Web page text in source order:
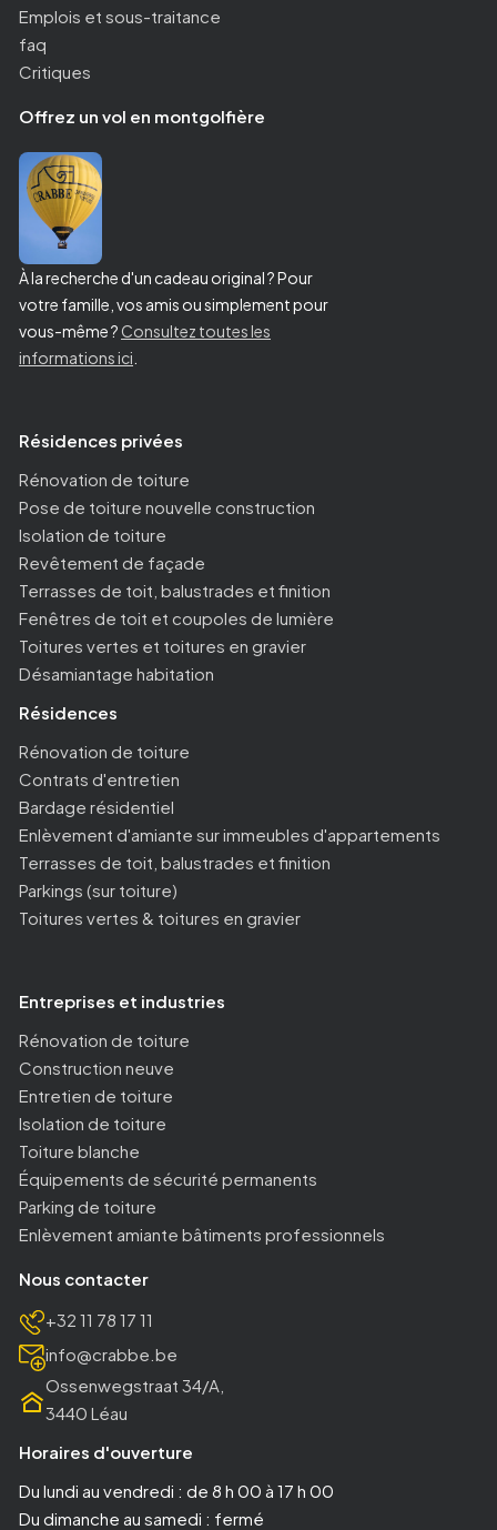
Emplois et sous-traitance
faq
Critiques
Offrez un vol en montgolfière
À la recherche d'un cadeau original ? Pour
votre famille, vos amis ou simplement pour
vous-même ? Consultez toutes les
informations ici
Résidences privées
Rénovation de toiture
Pose de toiture nouvelle construction
Isolation de toiture
Revêtement de façade
Terrasses de toit, balustrades et finition
Fenêtres de toit et coupoles de lumière
Toitures vertes et toitures en gravier
Désamiantage habitation
Résidences
Rénovation de toiture
Contrats d'entretien
Bardage résidentiel
Enlèvement d'amiante sur immeubles d'appartements
Terrasses de toit, balustrades et finition
Parkings (sur toiture)
Toitures vertes & toitures en gravier
Entreprises et industries
Rénovation de toiture
Construction neuve
Entretien de toiture
Isolation de toiture
Toiture blanche
Équipements de sécurité permanents
Parking de toiture
Enlèvement amiante bâtiments professionnels
Nous contacter
+32 11 78 17 11
info@crabbe.be
Ossenwegstraat 34/A,
3440 Léau
Horaires d'ouverture
Du lundi au vendredi : de 8 h 00 à 17 h 00
Du dimanche au samedi : fermé